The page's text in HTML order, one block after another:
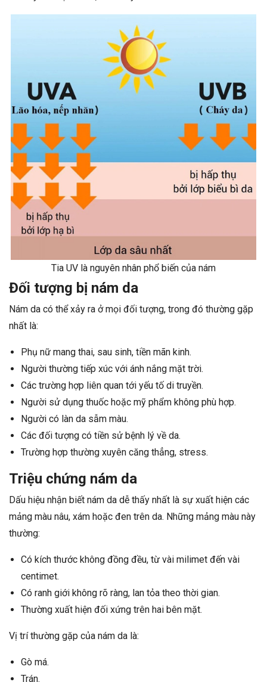
Tia UV là nguyên nhân phổ biến của nám
Đối tượng bị nám da
Nám da có thể xảy ra ở mọi đối tượng, trong đó thường gặp
nhất là:
Phụ nữ mang thai, sau sinh, tiền mãn kinh.
Người thường tiếp xúc với ánh nắng mặt trời.
Các trường hợp liên quan tới yếu tố di truyền.
Người sử dụng thuốc hoặc mỹ phẩm không phù hợp.
Người có làn da sẫm màu.
Các đối tượng có tiền sử bệnh lý về da.
Trường hợp thường xuyên căng thẳng, stress.
Triệu chứng nám da
Dấu hiệu nhận biết nám da dễ thấy nhất là sự xuất hiện các
mảng màu nâu, xám hoặc đen trên da. Những mảng màu này
thường:
Có kích thước không đồng đều, từ vài milimet đến vài
centimet.
Có ranh giới không rõ ràng, lan tỏa theo thời gian.
Thường xuất hiện đối xứng trên hai bên mặt.
Vị trí thường gặp của nám da là:
Gò má.
Trán.